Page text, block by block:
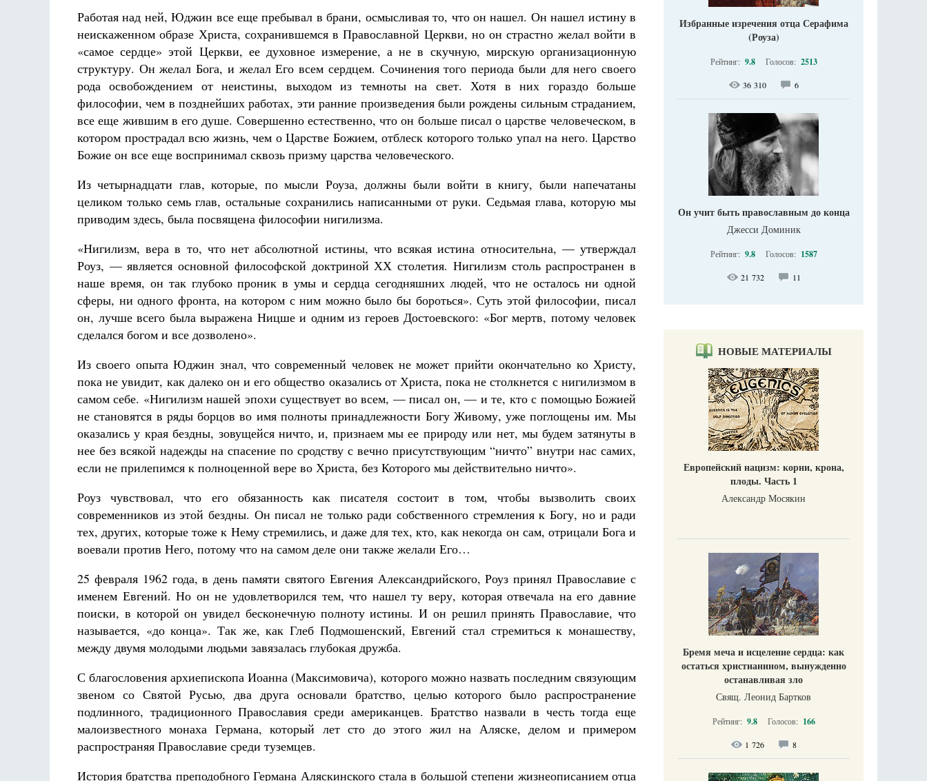
Работая над ней, Юджин все еще пребывал в брани, осмысливая то, что он нашел. Он нашел истину в
неискаженном образе Христа, сохранившемся в Православной Церкви, но он страстно желал войти в
«самое сердце» этой Церкви, ее духовное измерение, а не в скучную, мирскую организационную
структуру. Он желал Бога, и желал Его всем сердцем. Сочинения того периода были для него своего
рода освобождением от неистины, выходом из темноты на свет. Хотя в них гораздо больше
философии, чем в позднейших работах, эти ранние произведения были рождены сильным страданием,
все еще жившим в его душе. Совершенно естественно, что он больше писал о царстве человеческом, в
котором прострадал всю жизнь, чем о Царстве Божием, отблеск которого только упал на него. Царство
Божие он все еще воспринимал сквозь призму царства человеческого.
Из четырнадцати глав, которые, по мысли Роуза, должны были войти в книгу, были напечатаны
целиком только семь глав, остальные сохранились написанными от руки. Седьмая глава, которую мы
приводим здесь, была посвящена философии нигилизма.
«Нигилизм, вера в то, что нет абсолютной истины, что всякая истина относительна, — утверждал
Роуз, — является основной философской доктриной ХХ столетия. Нигилизм столь распространен в
наше время, он так глубоко проник в умы и сердца сегодняшних людей, что не осталось ни одной
сферы, ни одного фронта, на котором с ним можно было бы бороться». Суть этой философии, писал
он, лучше всего была выражена Ницше и одним из героев Достоевского: «Бог мертв, потому человек
сделался богом и все дозволено».
Из своего опыта Юджин знал, что современный человек не может прийти окончательно ко Христу,
пока не увидит, как далеко он и его общество оказались от Христа, пока не столкнется с нигилизмом в
самом себе. «Нигилизм нашей эпохи существует во всем, — писал он, — и те, кто с помощью Божией
не становятся в ряды борцов во имя полноты принадлежности Богу Живому, уже поглощены им. Мы
оказались у края бездны, зовущейся ничто, и, признаем мы ее природу или нет, мы будем затянуты в
нее без всякой надежды на спасение по сродству с вечно присутствующим “ничто” внутри нас самих,
если не прилепимся к полноценной вере во Христа, без Которого мы действительно ничто».
Роуз чувствовал, что его обязанность как писателя состоит в том, чтобы вызволить своих
современников из этой бездны. Он писал не только ради собственного стремления к Богу, но и ради
тех, других, которые тоже к Нему стремились, и даже для тех, кто, как некогда он сам, отрицали Бога и
воевали против Него, потому что на самом деле они также желали Его…
25 февраля 1962 года, в день памяти святого Евгения Александрийского, Роуз принял Православие с
именем Евгений. Но он не удовлетворился тем, что нашел ту веру, которая отвечала на его давние
поиски, в которой он увидел бесконечную полноту истины. И он решил принять Православие, что
называется, «до конца». Так же, как Глеб Подмошенский, Евгений стал стремиться к монашеству,
между двумя молодыми людьми завязалась глубокая дружба.
С благословения архиепископа Иоанна (Максимовича), которого можно назвать последним связующим
звеном со Святой Русью, два друга основали братство, целью которого было распространение
подлинного, традиционного Православия среди американцев. Братство назвали в честь тогда еще
малоизвестного монаха Германа, который лет сто до этого жил на Аляске, делом и примером
распространяя Православие среди туземцев.
История братства преподобного Германа Аляскинского стала в большой степени жизнеописанием отца
Избранные изречения отца Серафима
(Роуза)
Рейтинг: 9.8 Голосов: 2513
36 310 6
Он учит быть православным до конца
Джесси Доминик
Рейтинг: 9.8 Голосов: 1587
21 732 11
НОВЫЕ МАТЕРИАЛЫ
Европейский нацизм: корни, крона,
плоды. Часть 1
Александр Мосякин
Бремя меча и исцеление сердца: как
остаться христианином, вынужденно
останавливая зло
Свящ. Леонид Бартков
Рейтинг: 9.8 Голосов: 166
1 726 8